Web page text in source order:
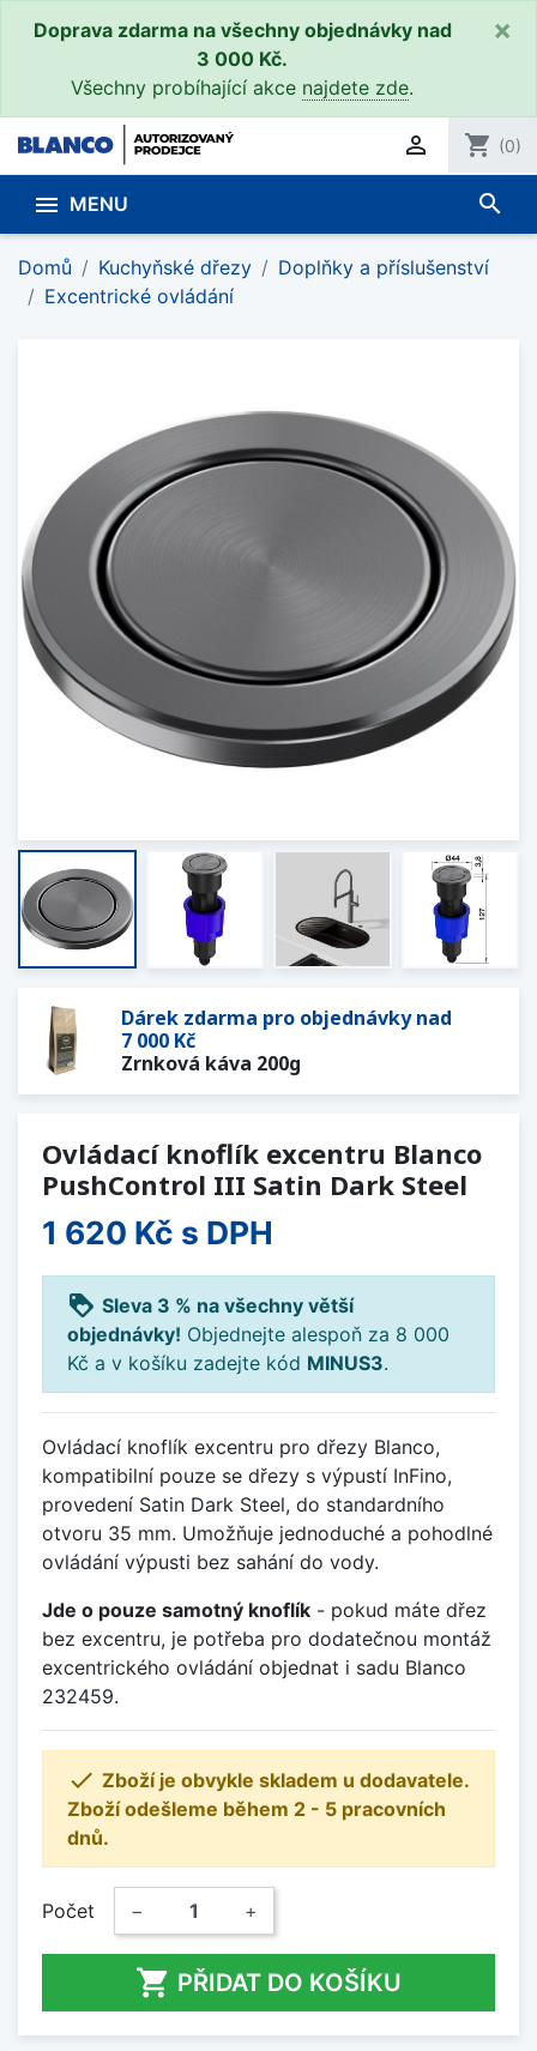
Doprava zdarma na všechny objednávky nad
3 000 Kč.
Všechny probíhající akce najdete zde.
×
 shopping_cart (0)
 MENU search
Domů Kuchyňské dřezy
Doplňky a příslušenství
Excentrické ovládání
Dárek zdarma pro objednávky nad
7 000 Kč
Zrnková káva 200g
Ovládací knoflík excentru Blanco
PushControl III Satin Dark Steel
1 620 Kč s DPH
loyalty Sleva 3 % na všechny větší
objednávky! Objednejte alespoň za 8 000
Kč a v košíku zadejte kód MINUS3.
Ovládací knoflík excentru pro dřezy Blanco,
kompatibilní pouze se dřezy s výpustí InFino,
provedení Satin Dark Steel, do standardního
otvoru 35 mm. Umožňuje jednoduché a pohodlné
ovládání výpusti bez sahání do vody.
Jde o pouze samotný knoflík - pokud máte dřez
bez excentru, je potřeba pro dodatečnou montáž
excentrického ovládání objednat i sadu Blanco
232459.
 Zboží je obvykle skladem u dodavatele.
Zboží odešleme během 2 - 5 pracovních
dnů.
Počet − +
 PŘIDAT DO KOŠÍKU